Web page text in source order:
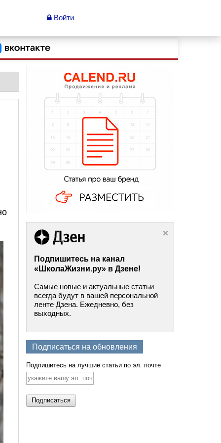
Войти
Подпишитесь на канал
«ШколаЖизни.ру» в Дзене!
Самые новые и актуальные статьи
всегда будут в вашей персональной
ленте Дзена. Ежедневно, без
выходных.
Подписаться на обновления
Подпишитесь на лучшие статьи по эл. почте